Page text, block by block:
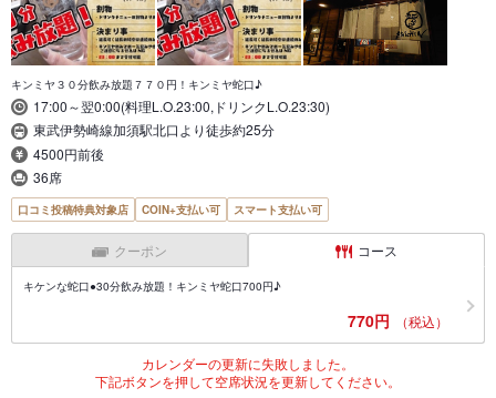
キンミヤ３０分飲み放題７７０円！キンミヤ蛇口♪
17:00～翌0:00(料理L.O.23:00,ドリンクL.O.23:30)
東武伊勢崎線加須駅北口より徒歩約25分
4500円前後
36席
口コミ投稿特典対象店 COIN+支払い可 スマート支払い可
クーポン コース
キケンな蛇口●30分飲み放題！キンミヤ蛇口700円♪
770円 （税込）
カレンダーの更新に失敗しました。
下記ボタンを押して空席状況を更新してください。